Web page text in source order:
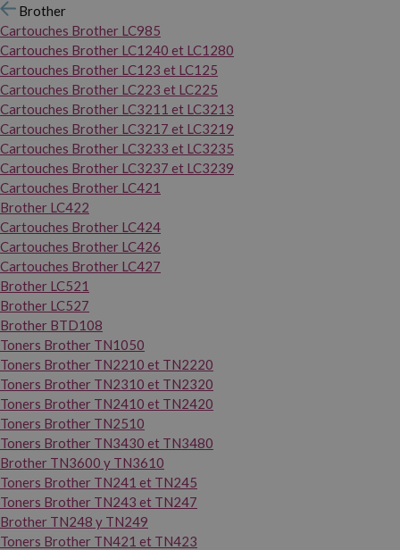
Brother
Cartouches Brother LC985
Cartouches Brother LC1240 et LC1280
Cartouches Brother LC123 et LC125
Cartouches Brother LC223 et LC225
Cartouches Brother LC3211 et LC3213
Cartouches Brother LC3217 et LC3219
Cartouches Brother LC3233 et LC3235
Cartouches Brother LC3237 et LC3239
Cartouches Brother LC421
Brother LC422
Cartouches Brother LC424
Cartouches Brother LC426
Cartouches Brother LC427
Brother LC521
Brother LC527
Brother BTD108
Toners Brother TN1050
Toners Brother TN2210 et TN2220
Toners Brother TN2310 et TN2320
Toners Brother TN2410 et TN2420
Toners Brother TN2510
Toners Brother TN3430 et TN3480
Brother TN3600 y TN3610
Toners Brother TN241 et TN245
Toners Brother TN243 et TN247
Brother TN248 y TN249
Toners Brother TN421 et TN423